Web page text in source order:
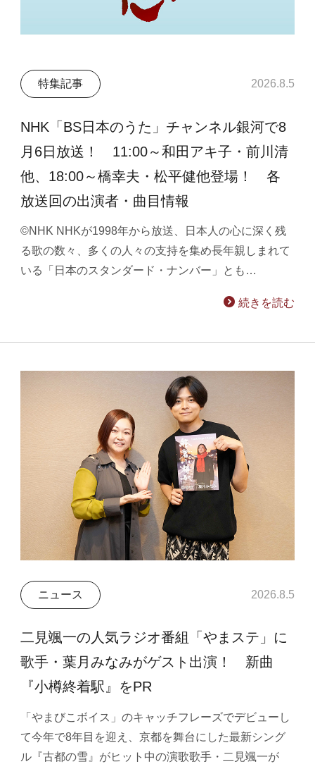
特集記事 2026.8.5
NHK「BS日本のうた」チャンネル銀河で8
月6日放送！ 11:00～和田アキ子・前川清
他、18:00～橋幸夫・松平健他登場！ 各
放送回の出演者・曲目情報
©NHK NHKが1998年から放送、日本人の心に深く残
る歌の数々、多くの人々の支持を集め長年親しまれて
いる「日本のスタンダード・ナンバー」とも…
続きを読む
ニュース 2026.8.5
二見颯一の人気ラジオ番組「やまステ」に
歌手・葉月みなみがゲスト出演！ 新曲
『小樽終着駅』をPR
「やまびこボイス」のキャッチフレーズでデビューし
て今年で8年目を迎え、京都を舞台にした最新シング
ル『古都の雪』がヒット中の演歌歌手・二見颯一が